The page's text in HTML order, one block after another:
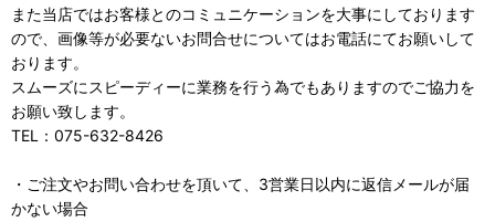
また当店ではお客様とのコミュニケーションを大事にしております
ので、画像等が必要ないお問合せについてはお電話にてお願いして
おります。
スムーズにスピーディーに業務を行う為でもありますのでご協力を
お願い致します。
TEL：075-632-8426
・ご注文やお問い合わせを頂いて、3営業日以内に返信メールが届
かない場合